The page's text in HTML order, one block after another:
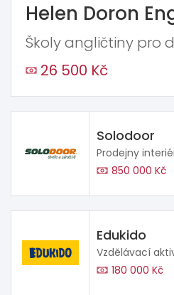
Helen Doron
Školy angličtiny pro
26 500 Kč
Solodoor
Prodejny
850 000 Kč
Edukido
Vzdělávací
180 000 Kč